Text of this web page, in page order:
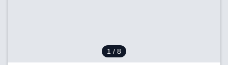
1 / 8